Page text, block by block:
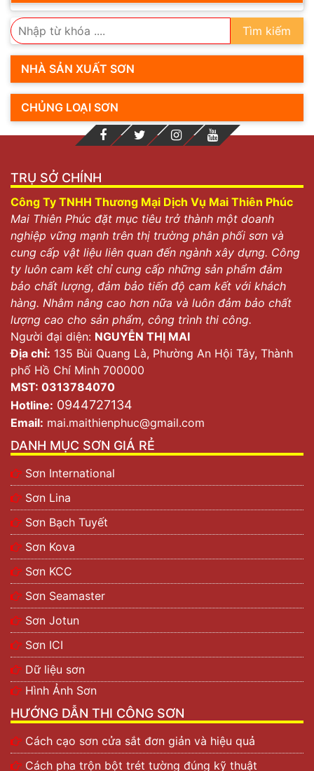
Tìm kiếm
NHÀ SẢN XUẤT SƠN
CHỦNG LOẠI SƠN
TRỤ SỞ CHÍNH
Công Ty TNHH Thương Mại Dịch Vụ Mai Thiên Phúc
Mai Thiên Phúc đặt mục tiêu trở thành một doanh
nghiệp vững mạnh trên thị trường phân phối sơn và
cung cấp vật liệu liên quan đến ngành xây dựng. Công
ty luôn cam kết chỉ cung cấp những sản phẩm đảm
bảo chất lượng, đảm bảo tiến độ cam kết với khách
hàng. Nhằm nâng cao hơn nữa và luôn đảm bảo chất
lượng cao cho sản phẩm, công trình thi công.
Người đại diện: NGUYỄN THỊ MAI
Địa chỉ: 135 Bùi Quang Là, Phường An Hội Tây, Thành
phố Hồ Chí Minh 700000
MST: 0313784070
Hotline: 0944727134
Email: mai.maithienphuc@gmail.com
DANH MỤC SƠN GIÁ RẺ
Sơn International
Sơn Lina
Sơn Bạch Tuyết
Sơn Kova
Sơn KCC
Sơn Seamaster
Sơn Jotun
Sơn ICI
Dữ liệu sơn
Hình Ảnh Sơn
HƯỚNG DẪN THI CÔNG SƠN
Cách cạo sơn cửa sắt đơn giản và hiệu quả
Cách pha trộn bột trét tường đúng kỹ thuật